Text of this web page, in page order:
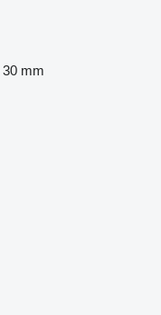
30 mm